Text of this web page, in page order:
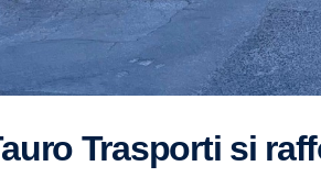
Tauro Trasporti si